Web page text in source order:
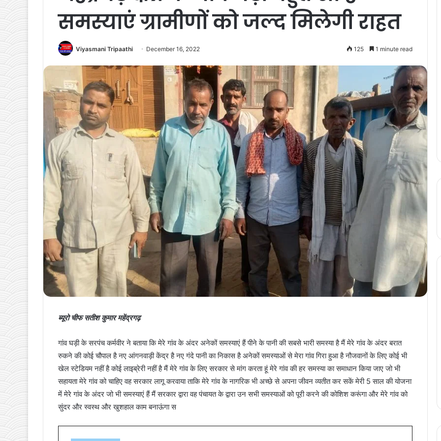
समस्याएं ग्रामीणों को जल्द मिलेगी राहत
Viyasmani Tripaathi December 16, 2022 125 1 minute read
ब्यूरो चीफ सतीश कुमार महेंद्रगढ़
गांव घड़ी के सरपंच कर्मवीर ने बताया कि मेरे गांव के अंदर अनेकों समस्याएं हैं पीने के पानी की सबसे भारी समस्या है मैं मेरे गांव के अंदर बरात
रुकने की कोई चौपाल है नए आंगनवाड़ी केंद्र है नए गंदे पानी का निकास है अनेकों समस्याओं से मेरा गांव गिरा हुआ है नौजवानों के लिए कोई भी
खेल स्टेडियम नहीं है कोई लाइब्रेरी नहीं है मैं मेरे गांव के लिए सरकार से मांग करता हूं मेरे गांव की हर समस्या का समाधान किया जाए जो भी
सहायता मेरे गांव को चाहिए वह सरकार लागू करवाया ताकि मेरे गांव के नागरिक भी अच्छे से अपना जीवन व्यतीत कर सकें मेरी 5 साल की योजना
में मेरे गांव के अंदर जो भी समस्याएं हैं मैं सरकार द्वारा वह पंचायत के द्वारा उन सभी समस्याओं को पूरी करने की कोशिश करूंगा और मेरे गांव को
सुंदर और स्वस्थ और खुशहाल काम बनाऊंगा स